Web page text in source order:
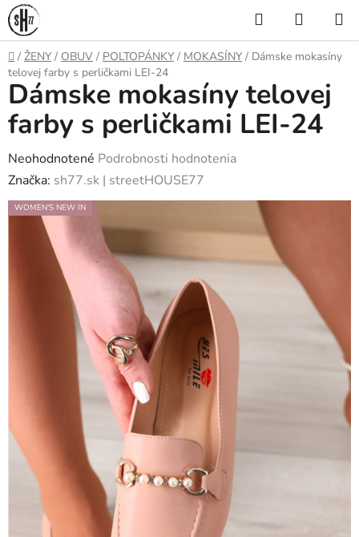
Prejsť
na
obsah
Hľadať
KOŠÍK
Domov
/ ŽENY / OBUV / POLTOPÁNKY / MOKASÍNY / Dámske mokasíny
telovej farby s perličkami LEI-24
Dámske mokasíny telovej
farby s perličkami LEI-24
Priemerné
hodnotenie
produktu
hviezdičiek.
Neohodnotené Podrobnosti hodnotenia
Značka: sh77.sk | streetHOUSE77
WOMEN'S NEW IN